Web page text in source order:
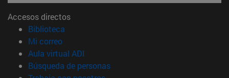
Accesos directos
Biblioteca
Mi correo(abre en nueva ventana)
Aula virtual ADI
Búsqueda de personas(abre en nueva ventana)